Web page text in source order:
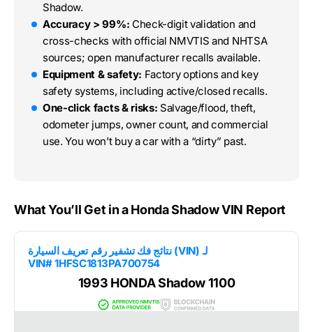
Shadow.
Accuracy > 99%: Check-digit validation and
cross-checks with official NMVTIS and NHTSA
sources; open manufacturer recalls available.
Equipment & safety: Factory options and key
safety systems, including active/closed recalls.
One-click facts & risks: Salvage/flood, theft,
odometer jumps, owner count, and commercial
use. You won’t buy a car with a “dirty” past.
What You’ll Get in a Honda Shadow VIN Report
نتائج فك تشفير رقم تعريف السيارة (VIN) لـ
VIN# 1HFSC1813PA700754
1993 HONDA Shadow 1100